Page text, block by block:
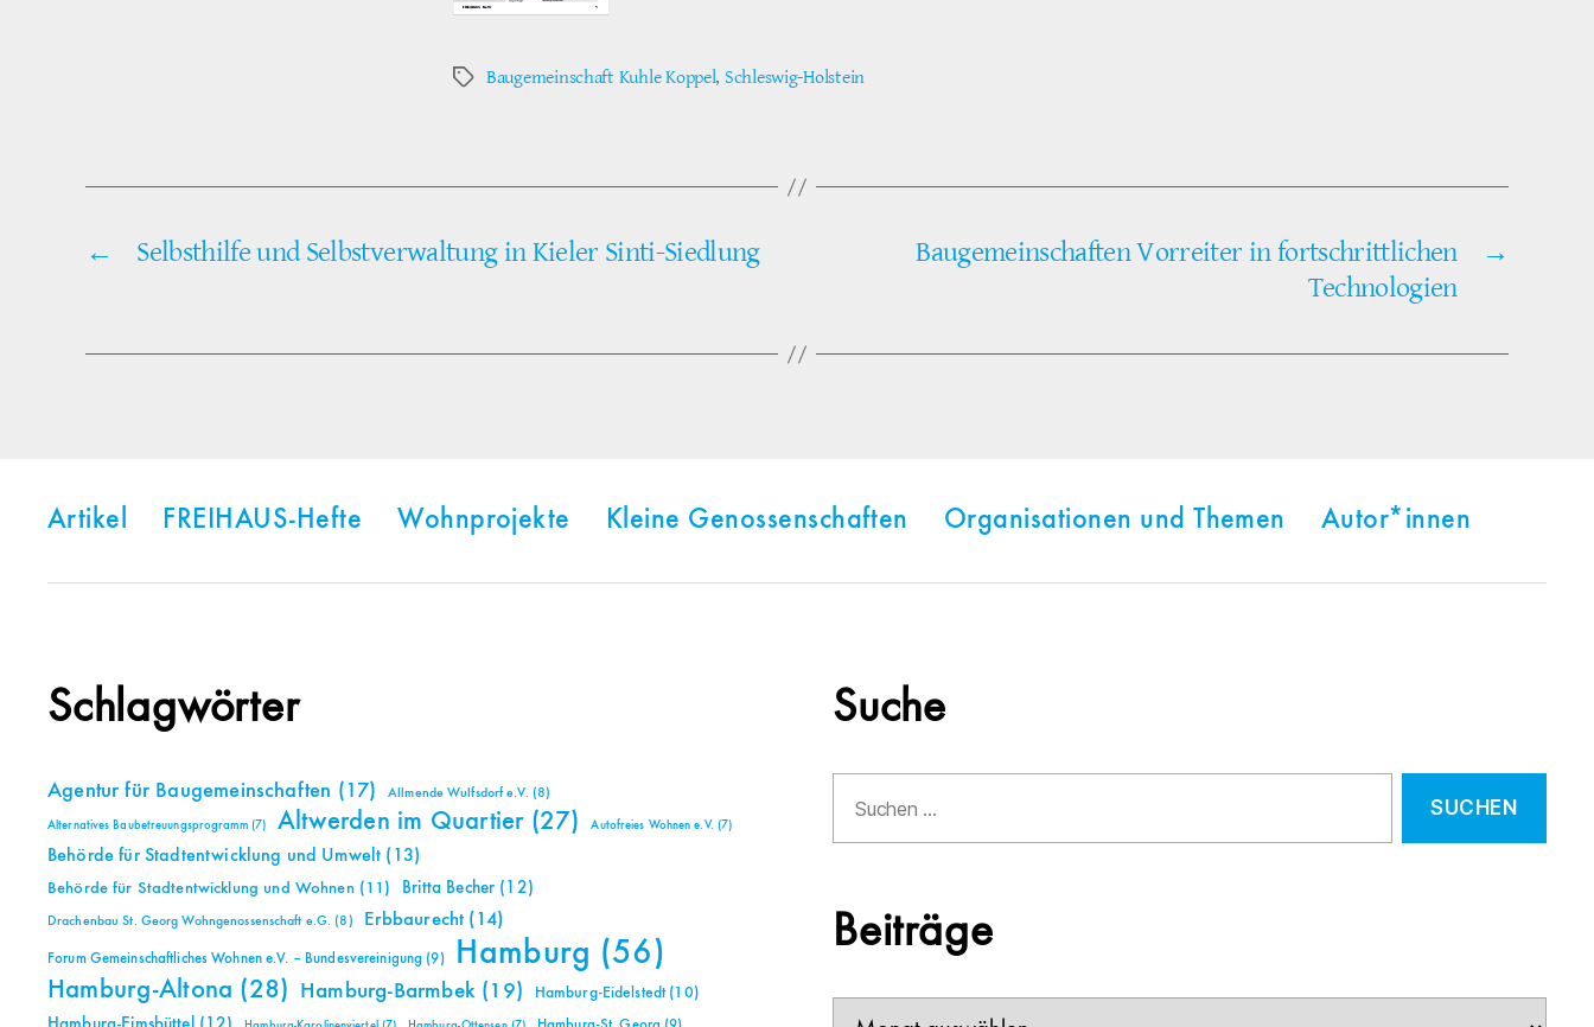
Schlagwörter
Baugemeinschaft Kuhle Koppel, Schleswig-Holstein
← Selbsthilfe und Selbstverwaltung in Kieler Sinti-Siedlung →
Baugemeinschaften Vorreiter in fortschrittlichen
Technologien
Artikel FREIHAUS-Hefte Wohnprojekte Kleine Genossenschaften Organisationen und Themen Autor*innen
Schlagwörter
Agentur für Baugemeinschaften (17) Allmende Wulfsdorf e.V. (8)
Alternatives Baubetreuungsprogramm(7) Altwerden im Quartier(27) Autofreies Wohnen e.V. (7)
Behörde für Stadtentwicklung und Umwelt (13)
Behörde für Stadtentwicklung und Wohnen(11) Britta Becher (12)
Drachenbau St. Georg Wohngenossenschaft e.G. (8) Erbbaurecht (14)
Forum Gemeinschaftliches Wohnen e.V. – Bundesvereinigung (9) Hamburg (56)
Hamburg-Altona (28) Hamburg-Barmbek (19) Hamburg-Eidelstedt(10)
Suche
nach:
Beiträge